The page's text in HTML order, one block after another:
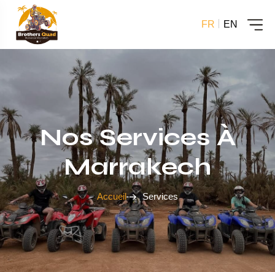
FR EN
Nos Services À
Marrakech
Accueil Services